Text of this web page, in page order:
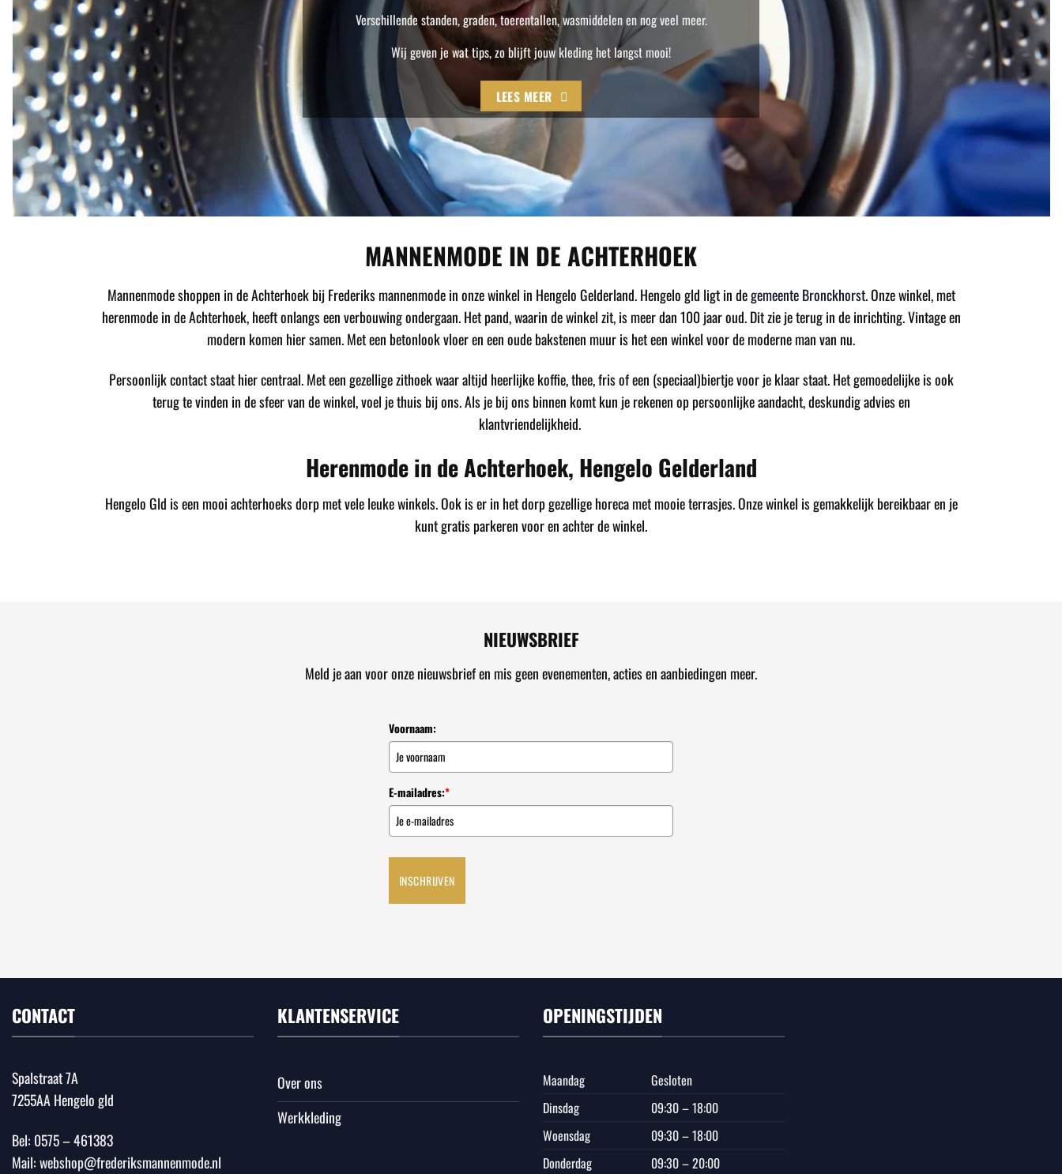
Verschillende standen, graden, toerentallen, wasmiddelen en nog veel meer.
Wij geven je wat tips, zo blijft jouw kleding het langst mooi!
LEES MEER
MANNENMODE IN DE ACHTERHOEK
Mannenmode shoppen in de Achterhoek bij Frederiks mannenmode in onze winkel in Hengelo Gelderland. Hengelo gld ligt in degemeente Bronckhorst. Onze winkel, met
herenmode in de Achterhoek, heeft onlangs een verbouwing ondergaan. Het pand, waarin de winkel zit, is meer dan 100 jaar oud. Dit zie je terug in de inrichting. Vintage en
modern komen hier samen. Met een betonlook vloer en een oude bakstenen muur is het een winkel voor de moderne man van nu.
Persoonlijk contact staat hier centraal. Met een gezellige zithoek waar altijd heerlijke koffie, thee, fris of een (speciaal)biertje voor je klaar staat. Het gemoedelijke is ook
terug te vinden in de sfeer van de winkel, voel je thuis bij ons. Als je bij ons binnen komt kun je rekenen op persoonlijke aandacht, deskundig advies en
klantvriendelijkheid.
Herenmode in de Achterhoek, Hengelo Gelderland
Hengelo Gld is een mooi achterhoeks dorp met vele leuke winkels. Ook is er in het dorp gezellige horeca met mooie terrasjes. Onze winkel is gemakkelijk bereikbaar en je
kunt gratis parkeren voor en achter de winkel.
NIEUWSBRIEF
Meld je aan voor onze nieuwsbrief en mis geen evenementen, acties en aanbiedingen meer.
Voornaam:
E-mailadres:*
INSCHRIJVEN
CONTACT
Spalstraat 7A
7255AA Hengelo gld
Bel: 0575 – 461383
Mail:webshop@frederiksmannenmode.nl
KLANTENSERVICE
Over ons
Werkkleding
OPENINGSTIJDEN
Maandag
Gesloten
Dinsdag
09:30 – 18:00
Woensdag
09:30 – 18:00
Donderdag
09:30 – 20:00